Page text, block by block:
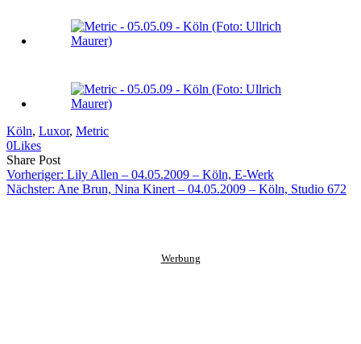
Köln, Luxor, Metric
0Likes
Share PostShare
on
Facebook
Copy
URL
to
Send
Link
via
Vorheriger: Lily Allen – 04.05.2009 – Köln, E-Werk
Nächster: Ane Brun, Nina Kinert – 04.05.2009 – Köln, Studio 672
Werbung